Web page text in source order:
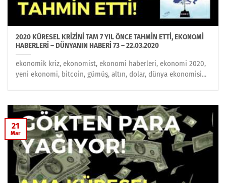
2020 KÜRESEL KRİZİNİ TAM 7 YIL ÖNCE TAHMİN ETTİ, EKONOMİ
HABERLERİ – DÜNYANIN HABERİ 73 – 22.03.2020
ekonomik kriz, ekonomist, ekonomi haberleri, ekonomi 2020,
yeni ekonomi, bitcoin, gümüş, altın, dolar, dünya ekonomisi...
21
Mar